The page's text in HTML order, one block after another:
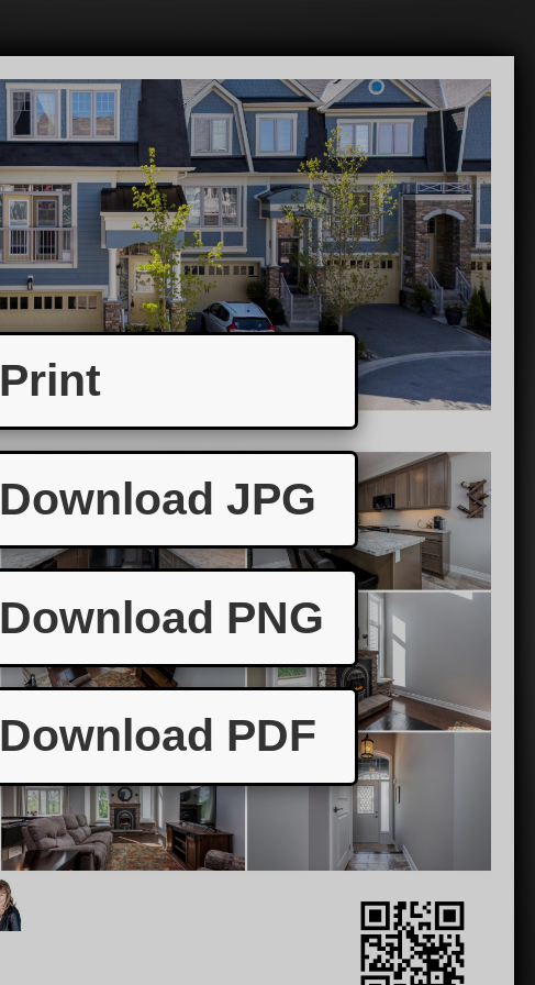
Print
Download JPG
Download PNG
Download PDF